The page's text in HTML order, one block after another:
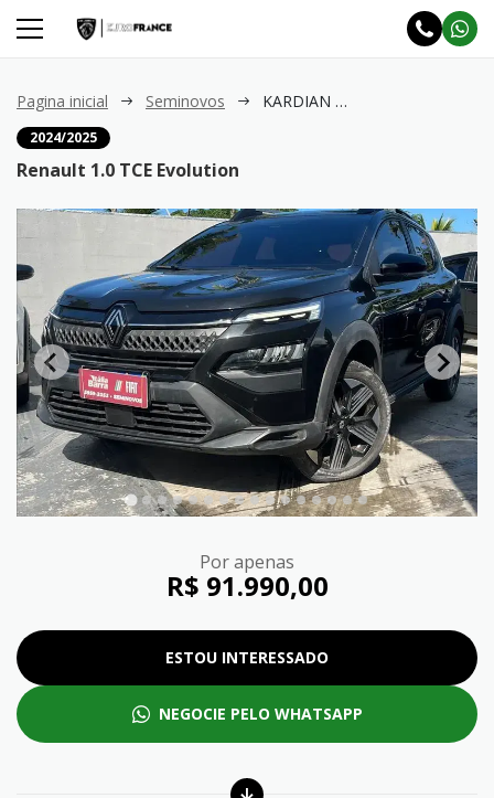
Pagina inicial Seminovos KARDIAN 1.0 TCE Evolution
2024/2025
Renault 1.0 TCE Evolution
Por apenas
R$ 91.990,00
ESTOU INTERESSADO
NEGOCIE PELO WHATSAPP